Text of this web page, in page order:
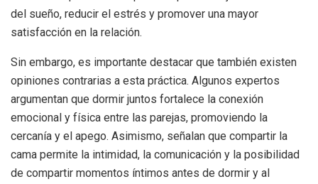
del sueño, reducir el estrés y promover una mayor
satisfacción en la relación.
Sin embargo, es importante destacar que también existen
opiniones contrarias a esta práctica. Algunos expertos
argumentan que dormir juntos fortalece la conexión
emocional y física entre las parejas, promoviendo la
cercanía y el apego. Asimismo, señalan que compartir la
cama permite la intimidad, la comunicación y la posibilidad
de compartir momentos íntimos antes de dormir y al